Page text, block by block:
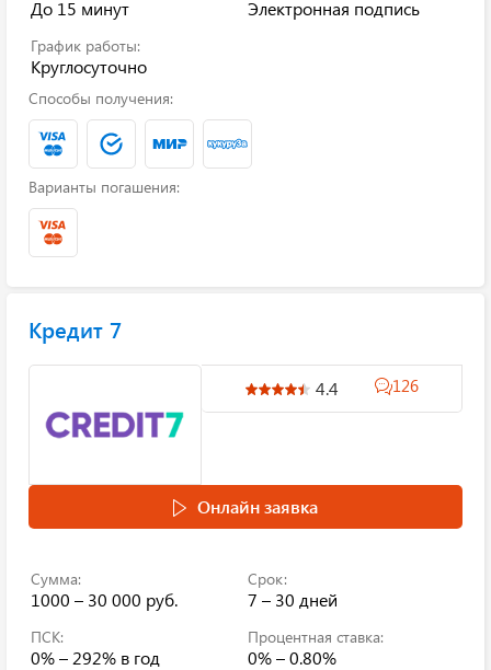
До 15 минут Электронная подпись
График работы:
Круглосуточно
Способы получения:
Варианты погашения:
Кредит 7
4.4 126
Онлайн заявка
Сумма:
1000 – 30 000 руб.
Срок:
7 – 30 дней
ПСК:
0% – 292% в год
Процентная ставка:
0% – 0.80%